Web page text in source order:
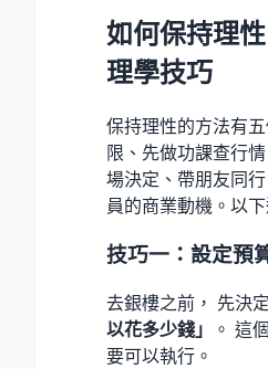
如何保持理
理學技巧
保持理性的方法有
限、先做功課查行
場決定、帶朋友同
員的商業動機。以
技巧一：設定預
去銀樓之前， 先決定
以花多少錢」
。 這
要可以執行。